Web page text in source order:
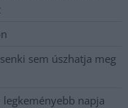
sem úszhatja meg
napja